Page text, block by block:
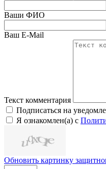
Ваши ФИО
Ваш E-Mail
Текст комментария
Подписаться на
Я ознакомлен(а) с
Обновить картинку